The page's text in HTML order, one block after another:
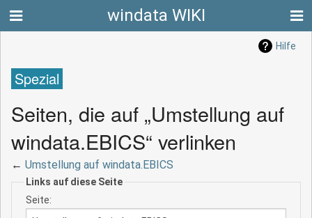
windata WIKI
Hilfe
Spezial
Seiten, die auf „Umstellung auf
windata.EBICS“ verlinken
← Umstellung auf windata.EBICS
Links auf diese Seite
Seite: